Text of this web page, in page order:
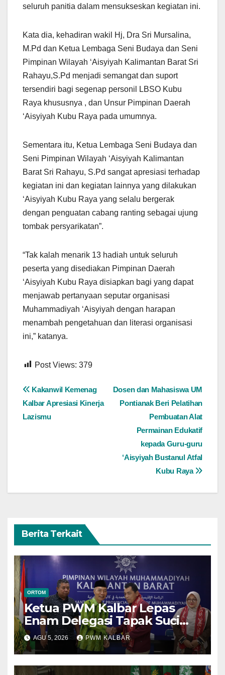
seluruh panitia dalam mensukseskan kegiatan ini.
Kata dia, kehadiran wakil Hj, Dra Sri Mursalina,
M.Pd dan Ketua Lembaga Seni Budaya dan Seni
Pimpinan Wilayah ‘Aisyiyah Kalimantan Barat Sri
Rahayu,S.Pd menjadi semangat dan suport
tersendiri bagi segenap personil LBSO Kubu
Raya khususnya , dan Unsur Pimpinan Daerah
‘Aisyiyah Kubu Raya pada umumnya.
Sementara itu, Ketua Lembaga Seni Budaya dan
Seni Pimpinan Wilayah ‘Aisyiyah Kalimantan
Barat Sri Rahayu, S.Pd sangat apresiasi terhadap
kegiatan ini dan kegiatan lainnya yang dilakukan
‘Aisyiyah Kubu Raya yang selalu bergerak
dengan penguatan cabang ranting sebagai ujung
tombak persyarikatan”.
“Tak kalah menarik 13 hadiah untuk seluruh
peserta yang disediakan Pimpinan Daerah
‘Aisyiyah Kubu Raya disiapkan bagi yang dapat
menjawab pertanyaan seputar organisasi
Muhammadiyah ‘Aisyiyah dengan harapan
menambah pengetahuan dan literasi organisasi
ini,” katanya.
Post Views: 379
Navigasi
pos
Dosen dan Mahasiswa UM
Pontianak Beri Pelatihan
Pembuatan Alat
Permainan Edukatif
kepada Guru-guru
‘Aisyiyah Bustanul Atfal
Kubu Raya
Kakanwil Kemenag
Kalbar Apresiasi Kinerja
Lazismu
Berita Terkait
ORTOM
Ketua PWM Kalbar Lepas
Enam Delegasi Tapak Suci
Menuju Muktamar XVI di
Semarang
AGU 5, 2026 PWM KALBAR